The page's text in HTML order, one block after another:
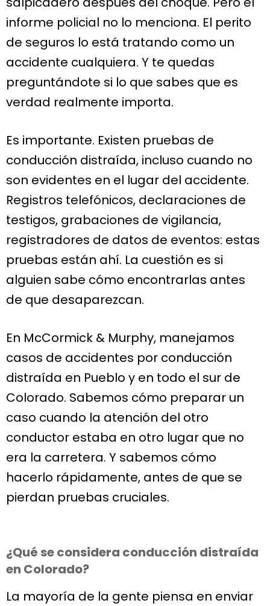
informe policial no lo menciona. El perito
de seguros lo está tratando como un
accidente cualquiera. Y te quedas
preguntándote si lo que sabes que es
verdad realmente importa.
Es importante. Existen pruebas de
conducción distraída, incluso cuando no
son evidentes en el lugar del accidente.
Registros telefónicos, declaraciones de
testigos, grabaciones de vigilancia,
registradores de datos de eventos: estas
pruebas están ahí. La cuestión es si
alguien sabe cómo encontrarlas antes
de que desaparezcan.
En McCormick & Murphy, manejamos
casos de accidentes por conducción
distraída en Pueblo y en todo el sur de
Colorado. Sabemos cómo preparar un
caso cuando la atención del otro
conductor estaba en otro lugar que no
era la carretera. Y sabemos cómo
hacerlo rápidamente, antes de que se
pierdan pruebas cruciales.
¿Qué se considera conducción distraída
en Colorado?
La mayoría de la gente piensa en enviar